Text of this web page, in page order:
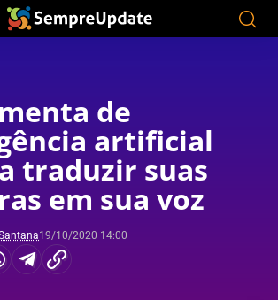
de
artificial
traduzir suas
em sua voz
19/10/2020 14:00